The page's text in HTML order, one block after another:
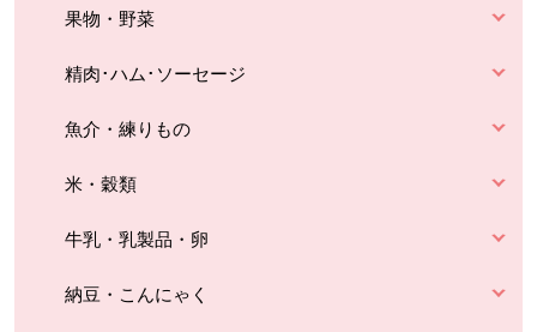
果物・野菜
精肉･ハム･ソーセージ
魚介・練りもの
米・穀類
牛乳・乳製品・卵
納豆・こんにゃく